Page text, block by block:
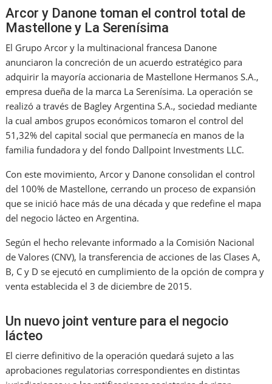
Arcor y Danone toman el control total de
Mastellone y La Serenísima
El Grupo Arcor y la multinacional francesa Danone
anunciaron la concreción de un acuerdo estratégico para
adquirir la mayoría accionaria de Mastellone Hermanos S.A.,
empresa dueña de la marca La Serenísima. La operación se
realizó a través de Bagley Argentina S.A., sociedad mediante
la cual ambos grupos económicos tomaron el control del
51,32% del capital social que permanecía en manos de la
familia fundadora y del fondo Dallpoint Investments LLC.
Con este movimiento, Arcor y Danone consolidan el control
del 100% de Mastellone, cerrando un proceso de expansión
que se inició hace más de una década y que redefine el mapa
del negocio lácteo en Argentina.
Según el hecho relevante informado a la Comisión Nacional
de Valores (CNV), la transferencia de acciones de las Clases A,
B, C y D se ejecutó en cumplimiento de la opción de compra y
venta establecida el 3 de diciembre de 2015.
Un nuevo joint venture para el negocio
lácteo
El cierre definitivo de la operación quedará sujeto a las
aprobaciones regulatorias correspondientes en distintas